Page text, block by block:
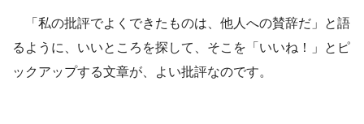
「私の批評でよくできたものは、他人への賛辞だ」と語
るように、いいところを探して、そこを「いいね！」とピ
ックアップする文章が、よい批評なのです。